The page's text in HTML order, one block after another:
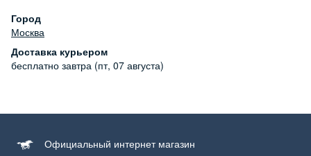
Бережная стирка при температуре не более 30С, химчистка
запрещена, отбеливание запрещено, машинная сушка
запрещена, гладить при низкой температуре до 110С
Город
Москва
Доставка курьером
бесплатно завтра (пт, 07 августа)
Официальный интернет магазин